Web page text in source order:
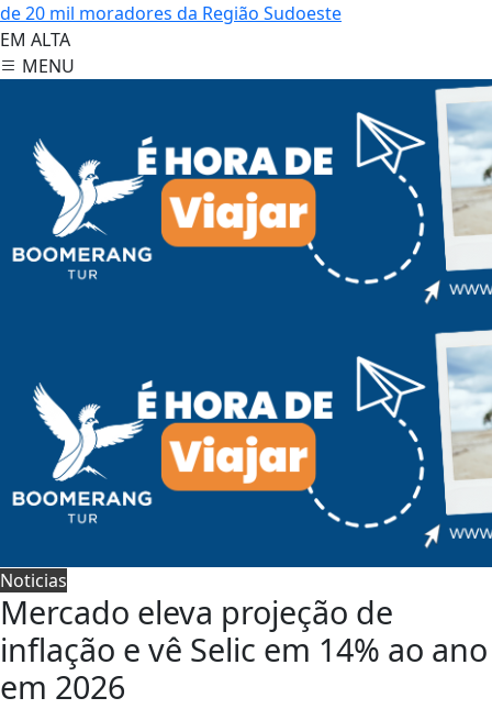
de 20 mil moradores da Região Sudoeste
EM ALTA
MENU
Noticias
Mercado eleva projeção de
inflação e vê Selic em 14% ao ano
em 2026